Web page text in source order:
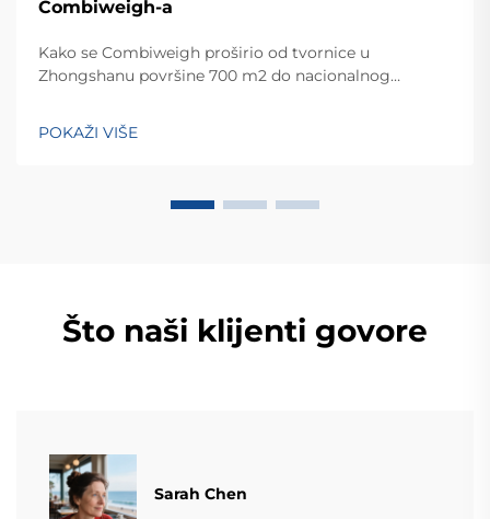
Combiweigh-a
Kako se Combiweigh proširio od tvornice u
Zhongshanu površine 700 m2 do nacionalnog
zemalja. Otkrijte njihova inteligentna rješenja za
tehtanjezažali globalnu konsultaciju OEM/ODM-a još
POKAŽI VIŠE
Što naši klijenti govore
Sarah Chen